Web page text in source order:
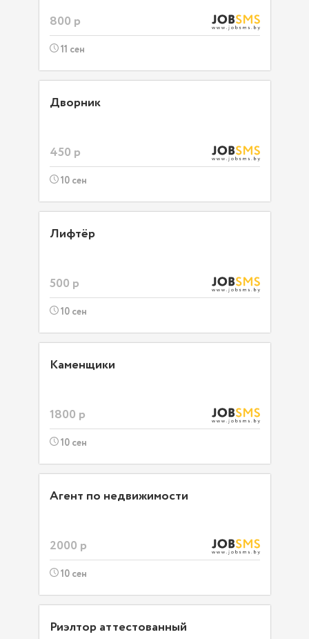
800 р
11 сен
Дворник
450 р
10 сен
Лифтёр
500 р
10 сен
Каменщики
1800 р
10 сен
Агент по недвижимости
2000 р
10 сен
Риэлтор аттестованный